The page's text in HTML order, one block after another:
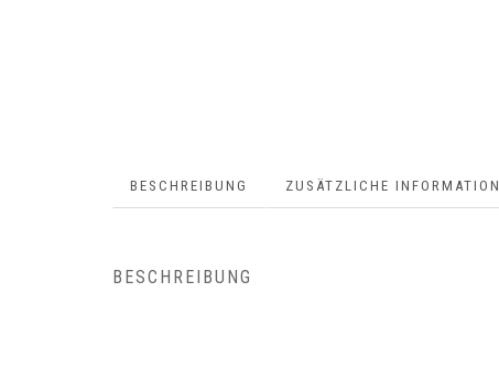
BESCHREIBUNG ZUSÄTZLICHE INFORMATION
BESCHREIBUNG